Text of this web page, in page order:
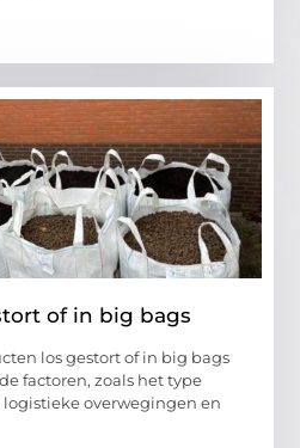
of in big bags
los gestort of in big bags
factoren, zoals het type
overwegingen en